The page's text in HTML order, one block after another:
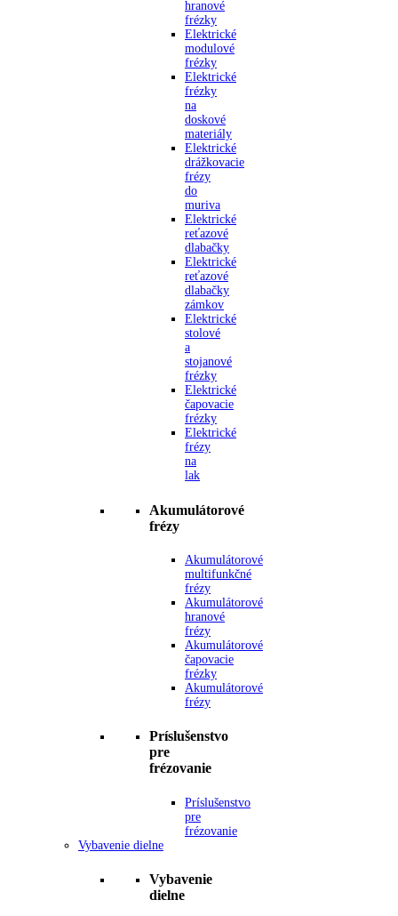
hranové
frézky
Elektrické
modulové
frézky
Elektrické
frézky
na
doskové
materiály
Elektrické
drážkovacie
frézy
do
muriva
Elektrické
reťazové
dlabačky
Elektrické
reťazové
dlabačky
zámkov
Elektrické
stolové
a
stojanové
frézky
Elektrické
čapovacie
frézky
Elektrické
frézy
na
lak
Akumulátorové
frézy
Akumulátorové
multifunkčné
frézy
Akumulátorové
hranové
frézy
Akumulátorové
čapovacie
frézky
Akumulátorové
frézy
Príslušenstvo
pre
frézovanie
Príslušenstvo
pre
frézovanie
Vybavenie dielne
Vybavenie
dielne